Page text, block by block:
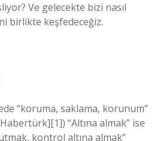
Ve gelecekte bizi nasıl
birlikte keşfedeceğiz.
“koruma, saklama, korunum”
“Altına almak” ise
kontrol altına almak”